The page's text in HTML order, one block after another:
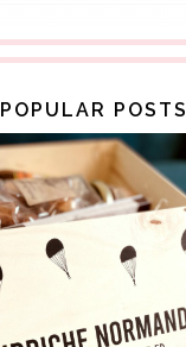
POPULAR POSTS